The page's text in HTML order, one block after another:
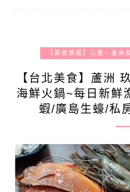
【美食推薦】三重、蘆洲
【台北美食】蘆洲
海鮮火鍋~每日新鮮
蝦/廣島生蠔/私